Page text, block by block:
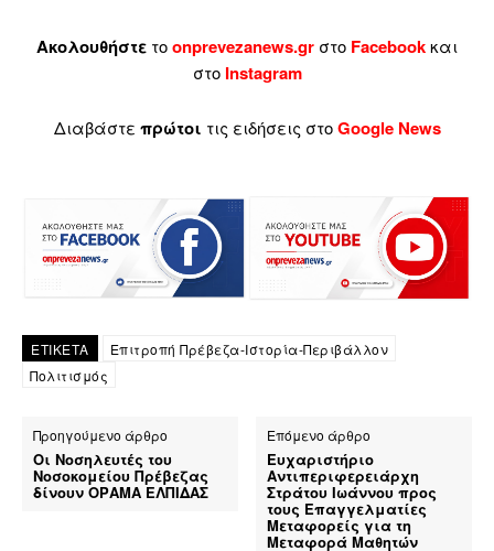
Ακολουθήστε τοonprevezanews.gr στο Facebookκαι
στο Instagram
Διαβάστε πρώτοι τις ειδήσεις στοGoogle News
ΕΤΙΚΕΤΑ
Επιτροπή Πρέβεζα-Ιστορία-Περιβάλλον
Πολιτισμός
Προηγούμενο άρθρο
Οι Νοσηλευτές του
Νοσοκομείου Πρέβεζας
δίνουν ΟΡΑΜΑ ΕΛΠΙΔΑΣ
Επόμενο άρθρο
Ευχαριστήριο
Αντιπεριφερειάρχη
Στράτου Ιωάννου προς
τους Επαγγελματίες
Μεταφορείς για τη
Μεταφορά Μαθητών